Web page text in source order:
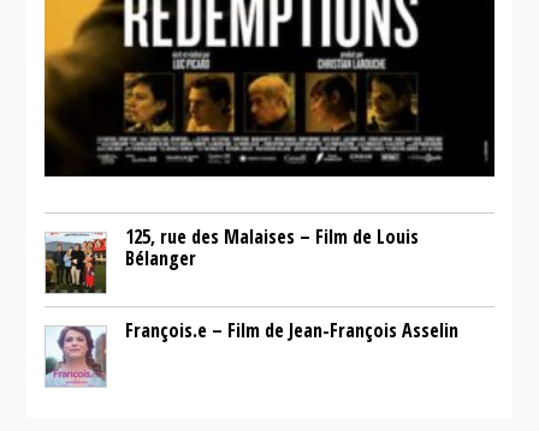
125, rue des Malaises – Film de Louis
Bélanger
François.e – Film de Jean-François Asselin